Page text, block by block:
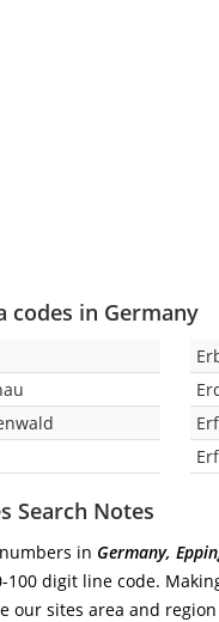
codes in Germany
Search Notes
in Germany,
100 digit line code.
our sites area and